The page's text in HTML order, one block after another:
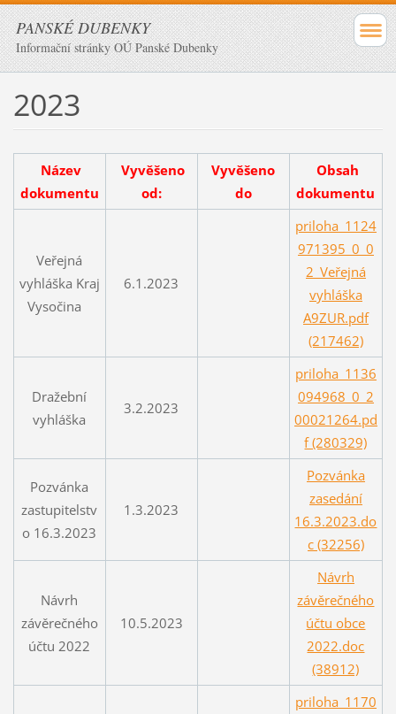
PANSKÉ DUBENKY
Informační stránky OÚ Panské Dubenky
2023
Název
dokumentu
Vyvěšeno
od:
Vyvěšeno
do
Obsah
dokumentu
Veřejná
vyhláška Kraj
Vysočina
6.1.2023
priloha_1124
971395_0_0
2_Veřejná
vyhláška
A9ZUR.pdf
(217462)
Dražební
vyhláška
3.2.2023
priloha_1136
094968_0_2
00021264.pd
f (280329)
Pozvánka
zastupitelstv
o 16.3.2023
1.3.2023
Pozvánka
zasedání
16.3.2023.do
c (32256)
Návrh
závěrečného
účtu 2022
10.5.2023
Návrh
závěrečného
účtu obce
2022.doc
(38912)
priloha_1170